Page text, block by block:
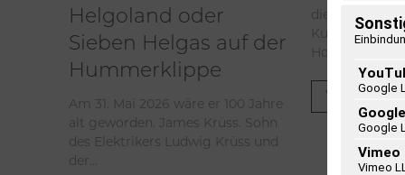
Helgoland oder
Sieben Helgas auf der
Hummerklippe
Am 31. Mai 2026 wäre er 100 Jahre
alt geworden. James Krüss. Sohn
des Elektrikers Ludwig Krüss und
der...
die Ausgabe
Holstein vor.
Weiterlesen
Google
Google
Vimeo
Vimeo